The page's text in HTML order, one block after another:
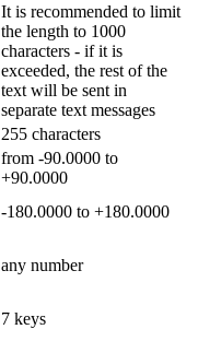
It is recommended to limit
the length to 1000
characters - if it is
exceeded, the rest of the
text will be sent in
separate text messages
255 characters
from -90.0000 to
+90.0000
-180.0000 to +180.0000
any number
7 keys